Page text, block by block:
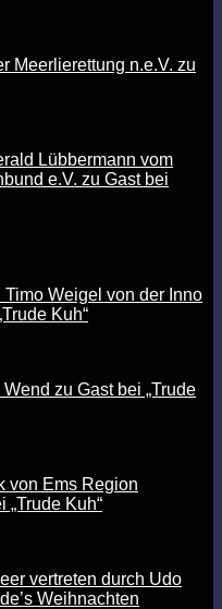
Meerlierettung n.e.V. zu
Lübbermann vom
e.V. zu Gast bei
Weigel von der Inno
Kuh“
zu Gast bei „Trude
von Ems Region
„Trude Kuh“
vertreten durch Udo
Weihnachten